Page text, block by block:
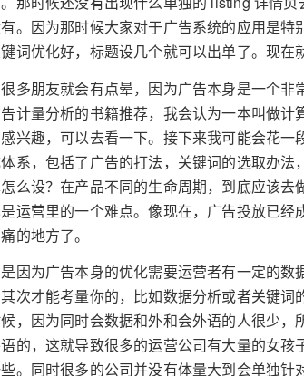
。因为那时候大家对于广告系统的应用是
词优化好，标题设几个就可以出单了。现在
多朋友就会有点晕，因为广告本身是一个
计量分析的书籍推荐，我会认为一本叫做
兴趣，可以去看一下。接下来我可能会花
系，包括了广告的打法，关键词的选取办
么设？在产品不同的生命周期，到底应该
运营里的一个难点。像现在，广告投放已
的地方了。
因为广告本身的优化需要运营者有一定的
次才能考量你的，比如数据分析或者关键
，因为同时会数据和外和会外语的人很少
的，这就导致很多的运营公司有大量的女
。同时很多的公司并没有体量大到会单独